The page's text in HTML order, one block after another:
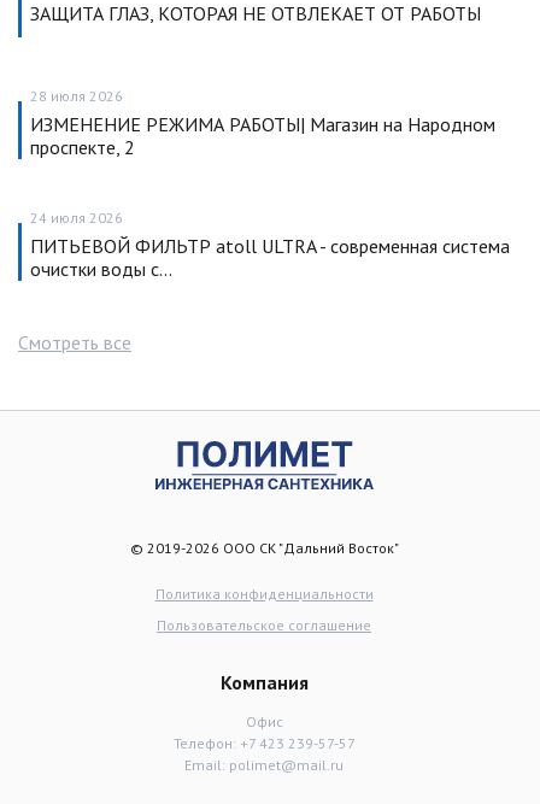
ЗАЩИТА ГЛАЗ, КОТОРАЯ НЕ ОТВЛЕКАЕТ ОТ РАБОТЫ
28 июля 2026
ИЗМЕНЕНИЕ РЕЖИМА РАБОТЫ| Магазин на Народном
проспекте, 2
24 июля 2026
ПИТЬЕВОЙ ФИЛЬТР atoll ULTRA - современная система
очистки воды с…
Смотреть все
© 2019-2026 ООО СК "Дальний Восток"
Политика конфиденциальности
Пользовательское соглашение
Компания
Офис
Телефон: +7 423 239-57-57
Email: polimet@mail.ru